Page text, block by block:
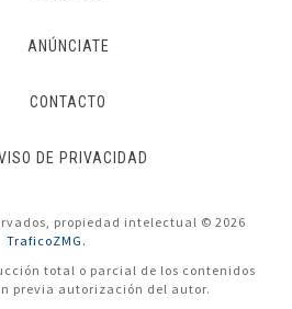
ANÚNCIATE
CONTACTO
DE PRIVACIDAD
propiedad intelectual © 2026
TraficoZMG.
total o parcial de los contenidos
previa autorización del autor.